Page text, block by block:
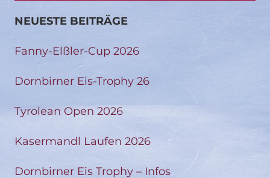
NEUESTE BEITRÄGE
Fanny-Elßler-Cup 2026
Dornbirner Eis-Trophy 26
Tyrolean Open 2026
Kasermandl Laufen 2026
Dornbirner Eis Trophy – Infos